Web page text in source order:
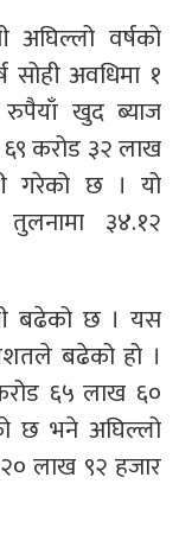
वर्षको
सोही अवधिमा १
खुद ब्याज
६९ करोड ३२ लाख
गरेको छ । यो
३४.१२
बढेको छ । यस
बढेको हो ।
६५ लाख ६०
छ भने अघिल्लो
लाख ९२ हजार